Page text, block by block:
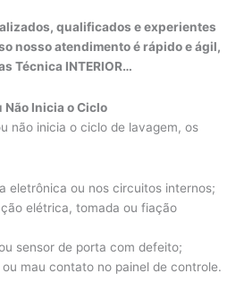
qualificados e experientes
nosso atendimento é rápido e ágil,
Técnica INTERIOR…
Não Inicia o Ciclo
não inicia o ciclo de lavagem, os
eletrônica ou nos circuitos internos;
elétrica, tomada ou fiação
sensor de porta com defeito;
ou mau contato no painel de controle.